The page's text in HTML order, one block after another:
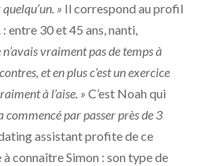
» Il correspond au profil
entre 30 et 45 ans, nanti,
n’avais vraiment pas de temps à
et en plus c’est un exercice
à l’aise. » C’est Noah qui
commencé par passer près de 3
assistant profite de ce
connaître Simon : son type de